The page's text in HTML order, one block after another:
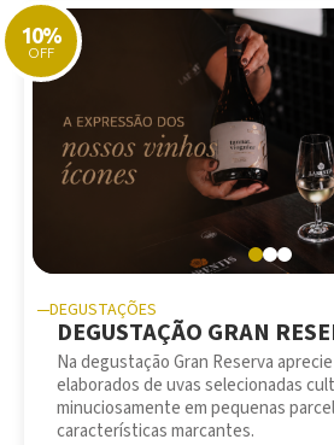
10%
OFF
DEGUSTAÇÕES
DEGUSTAÇÃO GRAN
Na degustação Gran Reserva
elaborados de uvas selecionadas
minuciosamente em pequenas
características marcantes.